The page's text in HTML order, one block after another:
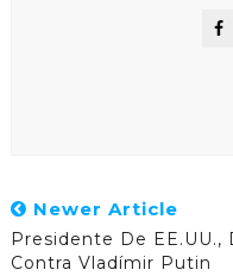
Newer Article
Presidente De
Contra Vladímir Putin